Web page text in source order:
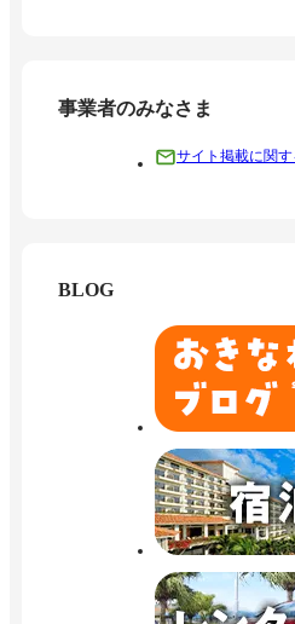
事業者のみなさま
サイト掲載に関
BLOG